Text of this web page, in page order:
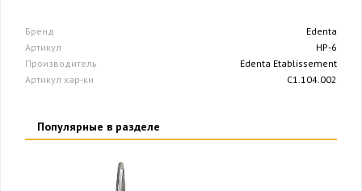
Бренд
Edenta
Артикул
HP-6
Производитель
Edenta Etablissement
Артикул хар-ки
C1.104.002
Популярные в разделе